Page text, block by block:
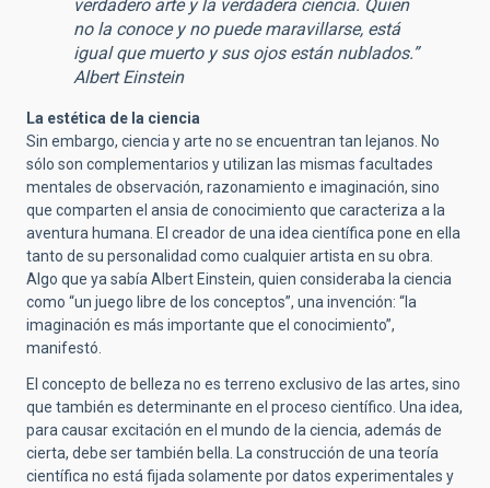
verdadero arte y la verdadera ciencia. Quien
no la conoce y no puede maravillarse, está
igual que muerto y sus ojos están nublados.”
Albert Einstein
La estética de la ciencia
Sin embargo, ciencia y arte no se encuentran tan lejanos. No
sólo son complementarios y utilizan las mismas facultades
mentales de observación, razonamiento e imaginación, sino
que comparten el ansia de conocimiento que caracteriza a la
aventura humana. El creador de una idea científica pone en ella
tanto de su personalidad como cualquier artista en su obra.
Algo que ya sabía Albert Einstein, quien consideraba la ciencia
como “un juego libre de los conceptos”, una invención: “la
imaginación es más importante que el conocimiento”,
manifestó.
El concepto de belleza no es terreno exclusivo de las artes, sino
que también es determinante en el proceso científico. Una idea,
para causar excitación en el mundo de la ciencia, además de
cierta, debe ser también bella. La construcción de una teoría
científica no está fijada solamente por datos experimentales y